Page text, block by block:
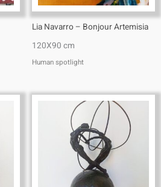
Lia Navarro – Bonjour Artemisia
120X90 cm
Human spotlight